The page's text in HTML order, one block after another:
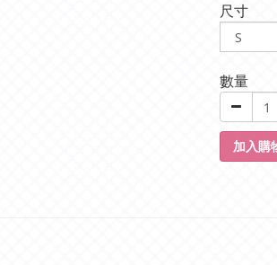
尺寸
數量
加入購